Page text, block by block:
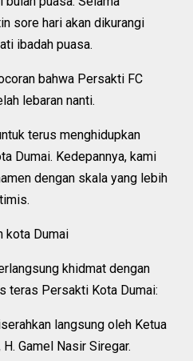
sore hari akan dikurangi
ibadah puasa.
bahwa Persakti FC
lebaran nanti.
terus menghidupkan
Dumai. Kedepannya, kami
dengan skala yang lebih
kota Dumai
khidmat dengan
teras Persakti Kota Dumai:
langsung oleh Ketua
Gamel Nasir Siregar.